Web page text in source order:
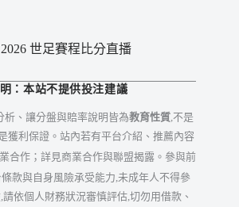
世足賽程比分直播
：本站不提供投注建議
析、讓分盤與賠率說明皆為教育性質,不是
獲利保證。站內若有平台介紹、推薦內容
合作；詳見商業合作與聯盟揭露。參與前
款與自身風險承受能力,未成年人不得參
依個人財務狀況審慎評估,切勿用借款、